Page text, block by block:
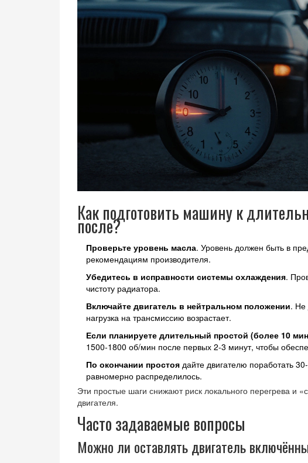
Как подготовить машину к
после?
Проверьте уровень масла. Уровень должен быть в
рекомендациям производителя.
Убедитесь в исправности системы охлаждения.
чистоту радиатора.
Включайте двигатель в нейтральном положении. Не
нагрузка на трансмиссию возрастает.
Если планируете длительный простой (более 10
1500‑1800 об/мин после первых 2‑3 минут, чтобы
По окончании простоя дайте двигателю поработать
равномерно распределилось.
Эти простые шаги снижают риск локального перегрева и
двигателя.
Часто задаваемые вопросы
Можно ли оставлять двигатель